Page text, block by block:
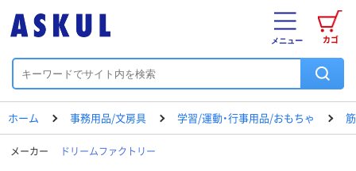
カゴ
メニュー
ホーム 事務用品/文房具 学習/運動・行事用品/おもちゃ
メーカー ドリームファクトリー